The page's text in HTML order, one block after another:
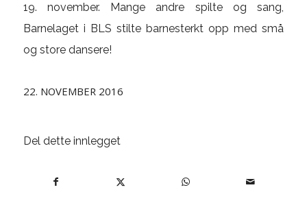
19. november. Mange andre spilte og sang,
Barnelaget i BLS stilte barnesterkt opp med små
og store dansere!
22. NOVEMBER 2016
Del dette innlegget